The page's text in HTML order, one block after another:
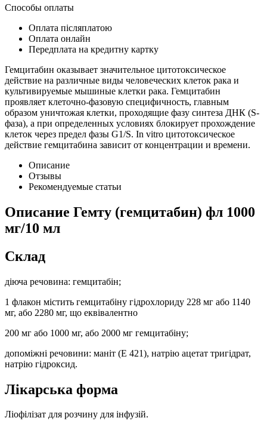
Способы оплаты
Оплата післяплатою
Оплата онлайн
Передплата на кредитну картку
Гемцитабин оказывает значительное цитотоксическое
действие на различные виды человеческих клеток рака и
культивируемые мышиные клетки рака. Гемцитабин
проявляет клеточно-фазовую специфичность, главным
образом уничтожая клетки, проходящие фазу синтеза ДНК (S-
фаза), а при определенных условиях блокирует прохождение
клеток через предел фазы G1/S. In vitro цитотоксическое
действие гемцитабина зависит от концентрации и времени.
Описание
Отзывы
Рекомендуемые статьи
Описание Гемту (гемцитабин) фл 1000
мг/10 мл
Склад
діюча речовина: гемцитабін;
1 флакон містить гемцитабіну гідрохлориду 228 мг або 1140
мг, або 2280 мг, що еквівалентно
200 мг або 1000 мг, або 2000 мг гемцитабіну;
допоміжні речовини: маніт (Е 421), натрію ацетат тригідрат,
натрію гідроксид.
Лікарська форма
Ліофілізат для розчину для інфузій.